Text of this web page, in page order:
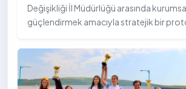
Değişikliği İl Müdürlüğü arasında
güçlendirmek amacıyla stratejik bir